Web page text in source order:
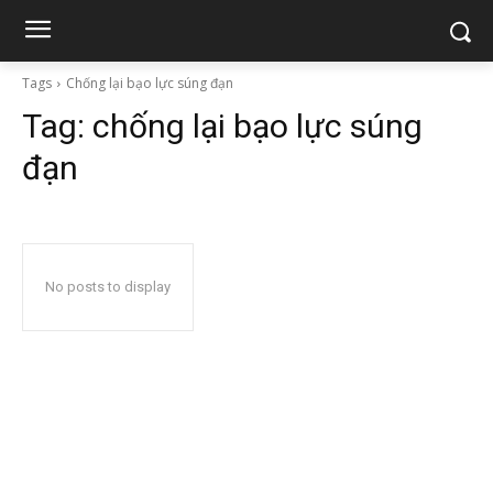
Tags Chống lại bạo lực súng đạn
Tag: chống lại bạo lực súng
đạn
No posts to display